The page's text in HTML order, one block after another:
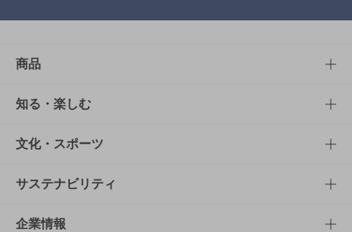
商品
商品TOP
商品一覧
商品発売情報
栄養成分一覧
知る・楽しむ
知る・楽しむTOP
キャンペーン
工場見学
文化・スポーツ
文化・スポーツTOP
サントリーホール
サステナビリティ
サステナビリティTOP
企業情報